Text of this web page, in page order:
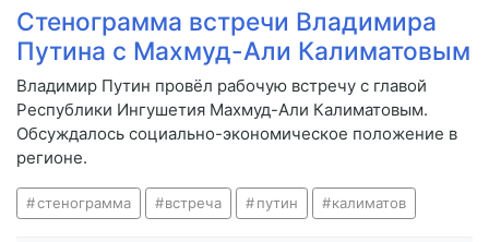
Стенограмма встречи Владимира
Путина с Махмуд-Али Калиматовым
Владимир Путин провёл рабочую встречу с главой
Республики Ингушетия Махмуд-Али Калиматовым.
Обсуждалось социально-экономическое положение в
регионе.
стенограмма встреча путин калиматов